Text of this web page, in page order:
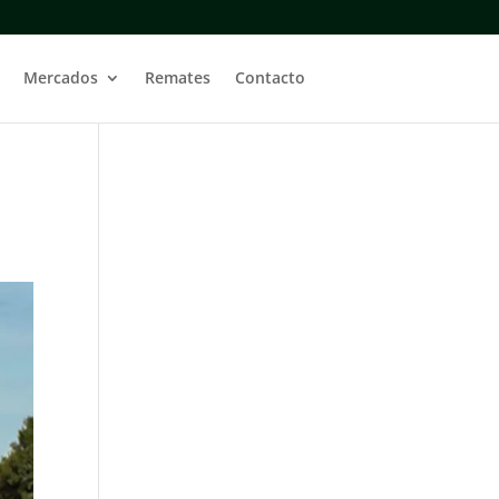
Mercados Remates Contacto